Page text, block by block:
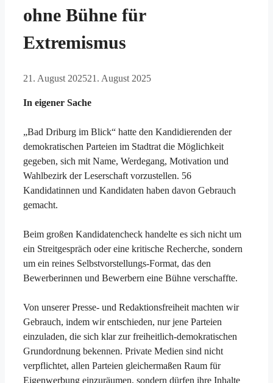
ohne Bühne für
Extremismus
21. August 202521. August 2025
In eigener Sache
„Bad Driburg im Blick“ hatte den Kandidierenden der
demokratischen Parteien im Stadtrat die Möglichkeit
gegeben, sich mit Name, Werdegang, Motivation und
Wahlbezirk der Leserschaft vorzustellen. 56
Kandidatinnen und Kandidaten haben davon Gebrauch
gemacht.
Beim großen Kandidatencheck handelte es sich nicht um
ein Streitgespräch oder eine kritische Recherche, sondern
um ein reines Selbstvorstellungs-Format, das den
Bewerberinnen und Bewerbern eine Bühne verschaffte.
Von unserer Presse- und Redaktionsfreiheit machten wir
Gebrauch, indem wir entschieden, nur jene Parteien
einzuladen, die sich klar zur freiheitlich-demokratischen
Grundordnung bekennen. Private Medien sind nicht
verpflichtet, allen Parteien gleichermaßen Raum für
Eigenwerbung einzuräumen, sondern dürfen ihre Inhalte